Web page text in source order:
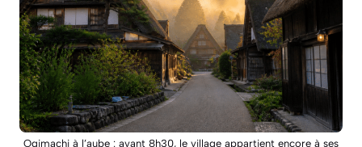
Ogimachi à l’aube : avant 8h30, le village appartient encore à ses